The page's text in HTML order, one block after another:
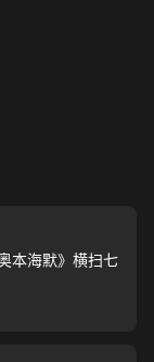
本海默》横扫七